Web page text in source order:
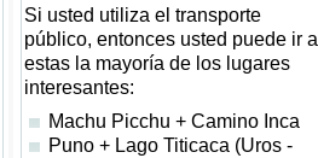
Si usted utiliza el transporte
público, entonces usted puede ir a
estas la mayoría de los lugares
interesantes:
Machu Picchu + Camino Inca
Puno + Lago Titicaca (Uros -